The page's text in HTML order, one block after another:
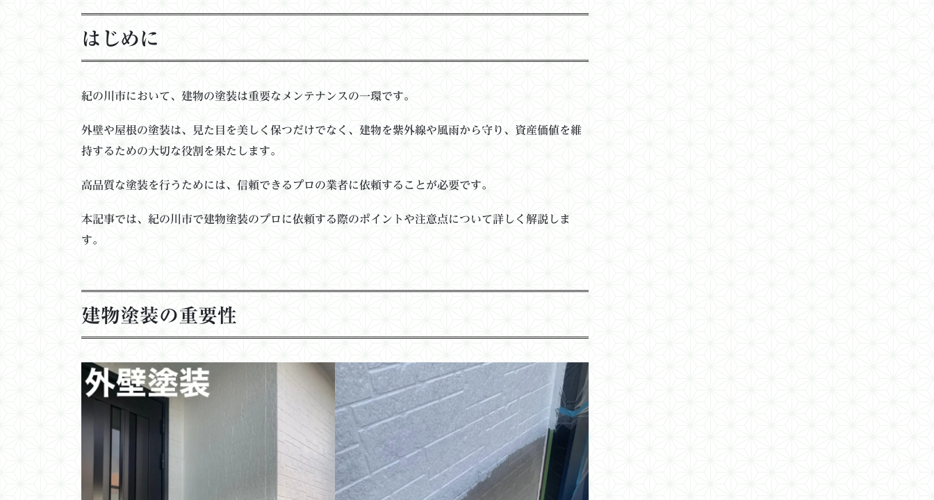
はじめに
紀の川市において、建物の塗装は重要なメンテナンスの一環です。
外壁や屋根の塗装は、見た目を美しく保つだけでなく、建物を紫外線や風雨から守り、資産価値を維
持するための大切な役割を果たします。
高品質な塗装を行うためには、信頼できるプロの業者に依頼することが必要です。
本記事では、紀の川市で建物塗装のプロに依頼する際のポイントや注意点について詳しく解説しま
す。
建物塗装の重要性